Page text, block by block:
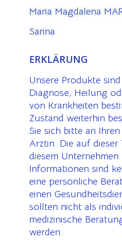
Maria Magdalena
Sarina
ERKLÄRUNG
Unsere Produkte
Diagnose, Heilung
von Krankheiten
Zustand weiterhin
Sie sich bitte an
Ärztin. Die auf
diesem
Informationen sind
eine persönliche
einen
sollten nicht als
medizinische
werden.